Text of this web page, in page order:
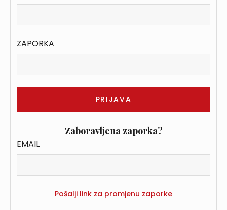
ZAPORKA
Zaboravljena zaporka?
EMAIL